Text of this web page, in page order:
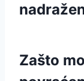
Zašto